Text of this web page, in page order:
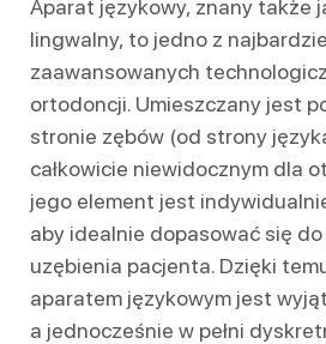
Aparat językowy, znany także
lingwalny, to jedno z
zaawansowanych
ortodoncji. Umieszczany jest
stronie zębów (od strony
całkowicie niewidocznym dla
jego element jest
aby idealnie dopasować się
uzębienia pacjenta. Dzięki
aparatem językowym jest
a jednocześnie w pełni